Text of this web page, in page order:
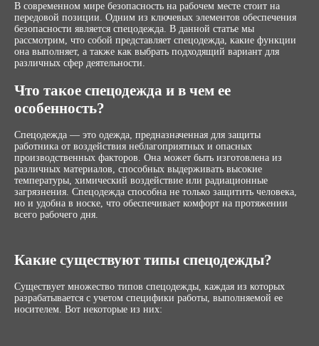
В современном мире безопасность на рабочем месте стоит на
передовой позиции. Одним из ключевых элементов обеспечения
безопасности является спецодежда. В данной статье мы
рассмотрим, что собой представляет спецодежда, какие функции
она выполняет, а также как выбрать подходящий вариант для
различных сфер деятельности.
Что такое спецодежда и в чем ее
особенность?
Спецодежда — это одежда, предназначенная для защиты
работника от воздействия неблагоприятных и опасных
производственных факторов. Она может быть изготовлена из
различных материалов, способных выдерживать высокие
температуры, химический воздействие или радиационные
загрязнения. Спецодежда способна не только защитить человека,
но и удобна в носке, что обеспечивает комфорт на протяжении
всего рабочего дня.
Какие существуют типы спецодежды?
Существует множество типов спецодежды, каждая из которых
разрабатывается с учетом специфики работы, выполняемой ее
носителем. Вот некоторые из них: